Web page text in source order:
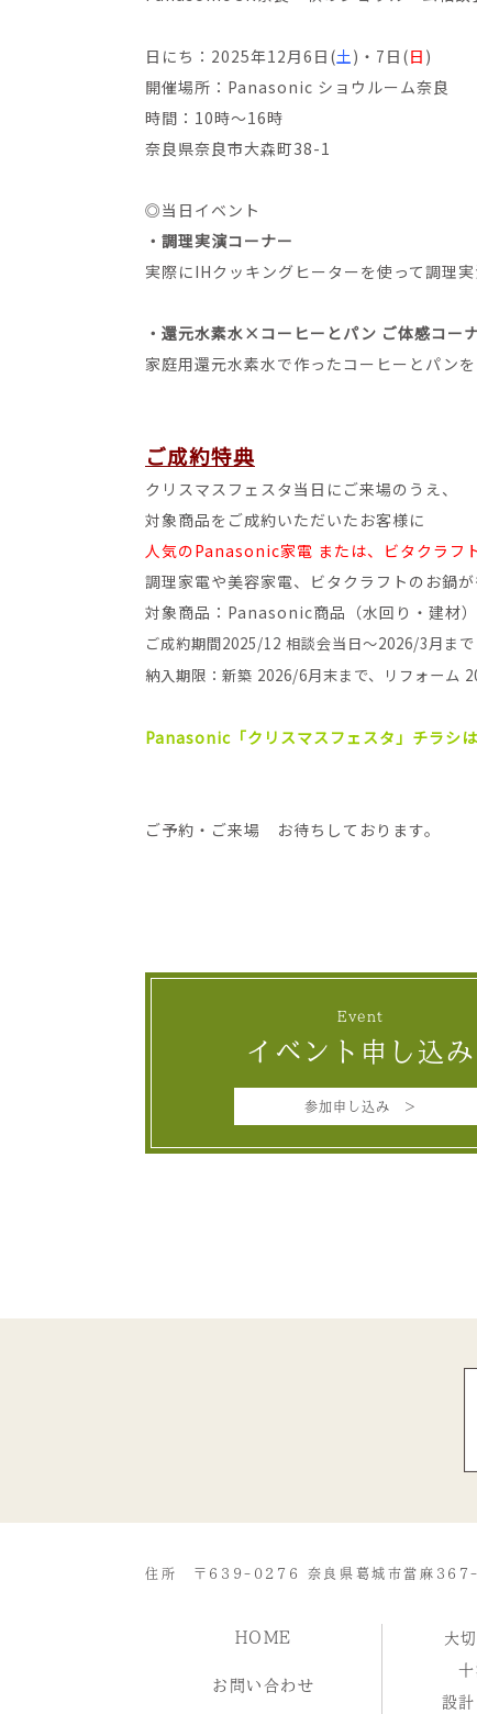
日にち：2025年12月6日(土)・7日(日 )
開催場所：Panasonic ショウルーム奈良
時間：10時～16時
奈良県奈良市大森町38-1
◎当日イベント
・調理実演コーナー
実際にIHクッキングヒーターを使って調理実
・還元水素水×コーヒーとパン ご体感コー
家庭用還元水素水で作ったコーヒーとパンを
ご成約特典
クリスマスフェスタ当日にご来場のうえ、
対象商品をご成約いただいたお客様に
人気のPanasonic家電 または、ビタクラフ
調理家電や美容家電、ビタクラフトのお鍋
対象商品：Panasonic商品（水回り・建材）
ご成約期間2025/12 相談会当日～2026/3月まで
納入期限：新築 2026/6月末まで、リフォーム
Panasonic「クリスマスフェスタ」チラシ
ご予約・ご来場 お待ちしております。
Event
イベント申し込み
参加申し込み >
住所 〒639-0276 奈良県葛城市當麻
HOME
お問い合わせ
大
設